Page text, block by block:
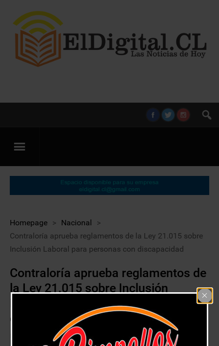
Homepage > Nacional
>
Contraloría aprueba reglamentos de la Ley 21.015 sobre
Inclusión Laboral para personas con discapacidad
Contraloría aprueba reglamentos de
la Ley 21.015 sobre Inclusión
Laboral para personas con
discapacidad
3 febrero, 2018 Nacional